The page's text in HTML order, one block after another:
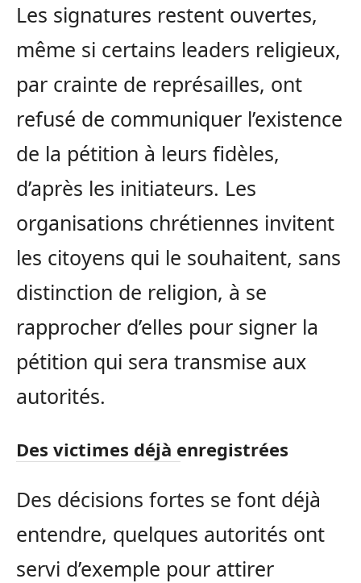
Les signatures restent ouvertes,
même si certains leaders religieux,
par crainte de représailles, ont
refusé de communiquer l’existence
de la pétition à leurs fidèles,
d’après les initiateurs. Les
organisations chrétiennes invitent
les citoyens qui le souhaitent, sans
distinction de religion, à se
rapprocher d’elles pour signer la
pétition qui sera transmise aux
autorités.
Des victimes déjà enregistrées
Des décisions fortes se font déjà
entendre, quelques autorités ont
servi d’exemple pour attirer